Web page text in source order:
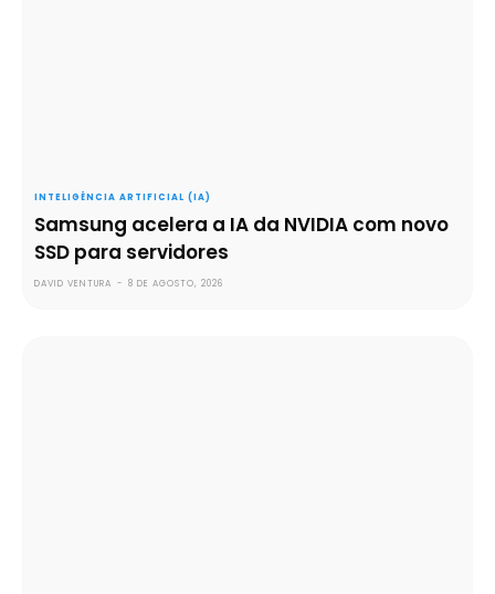
INTELIGÊNCIA ARTIFICIAL (IA)
Samsung acelera a IA da NVIDIA com novo
SSD para servidores
DAVID VENTURA - 8 DE AGOSTO, 2026